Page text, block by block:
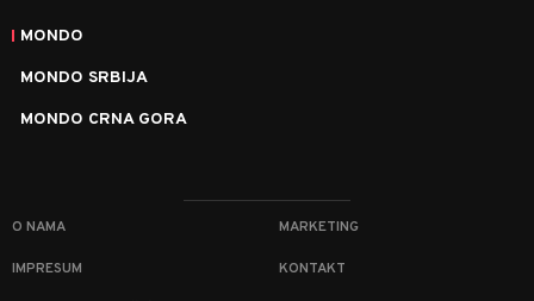
MONDO
MONDO SRBIJA
MONDO CRNA GORA
O NAMA MARKETING
IMPRESUM KONTAKT